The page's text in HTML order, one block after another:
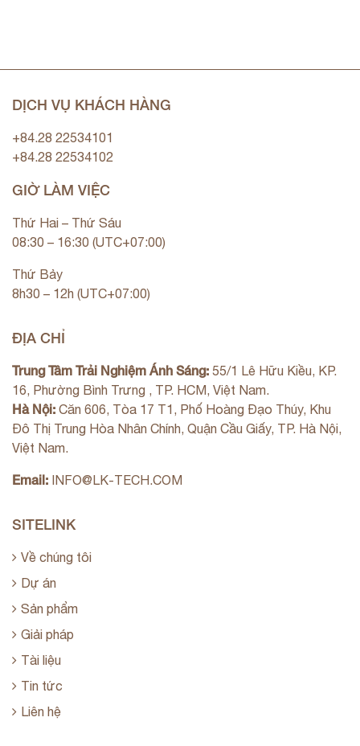
DỊCH VỤ KHÁCH HÀNG
+84.28 22534101
+84.28 22534102
GIỜ LÀM VIỆC
Thứ Hai – Thứ Sáu
08:30 – 16:30 (UTC+07:00)
Thứ Bảy
8h30 – 12h (UTC+07:00)
ĐỊA CHỈ
Trung Tâm Trải Nghiệm Ánh Sáng: 55/1 Lê Hữu Kiều, KP.
16, Phường Bình Trưng , TP. HCM, Việt Nam.
Hà Nội: Căn 606, Tòa 17 T1, Phố Hoàng Đạo Thúy, Khu
Đô Thị Trung Hòa Nhân Chính, Quận Cầu Giấy, TP. Hà Nội,
Việt Nam.
Email: INFO@LK-TECH.COM
SITELINK
Về chúng tôi
Dự án
Sản phẩm
Giải pháp
Tài liệu
Tin tức
Liên hệ